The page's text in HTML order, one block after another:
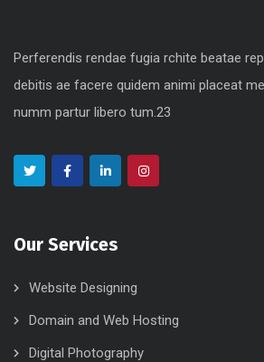
Perferendis rendae fugia rchite beatae
debitis ae facere quidem animi placeat
numm partur libero tum.23
Our Services
Website Designing
Domain and Web Hosting
Digital Photography